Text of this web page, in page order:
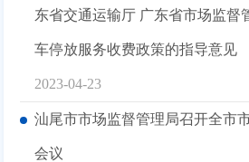
东省交通运输厅 广东省市场监督
车停放服务收费政策的指导意见
2023-04-23
汕尾市市场监督管理局召开全市
会议